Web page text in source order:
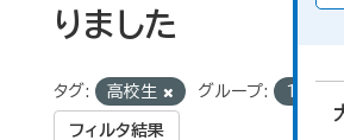
りました
タグ: 高校生 グループ: 15_社
フィルタ結果